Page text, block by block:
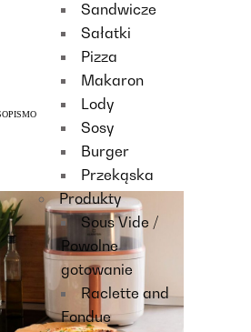
Sandwicze
Sałatki
Pizza
Makaron
Lody
Sosy
Burger
Przekąska
Produkty
Sous Vide /
Powolne
gotowanie
Raclette and
Fondue